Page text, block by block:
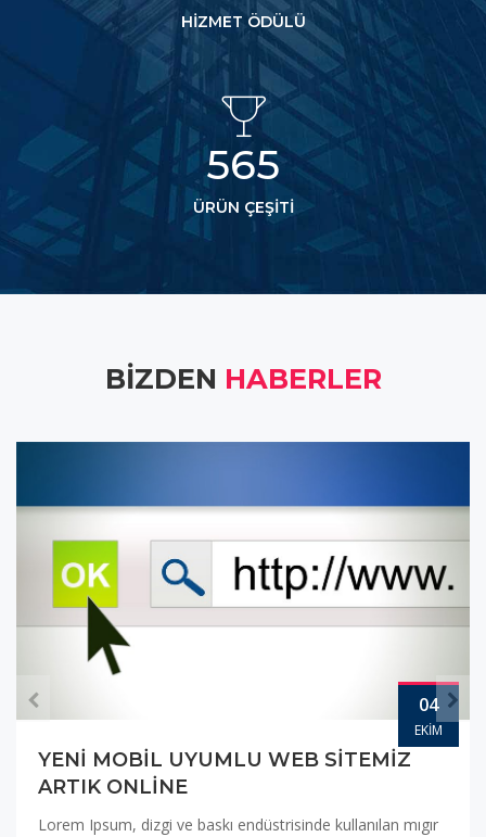
HIZMET ÖDÜLÜ
570
ÜRÜN ÇEŞITI
BIZDEN HABERLER
04
EKIM
YENI MOBIL UYUMLU WEB SITEMIZ
ARTIK ONLINE
Lorem Ipsum, dizgi ve baskı endüstrisinde kullanılan mıgır